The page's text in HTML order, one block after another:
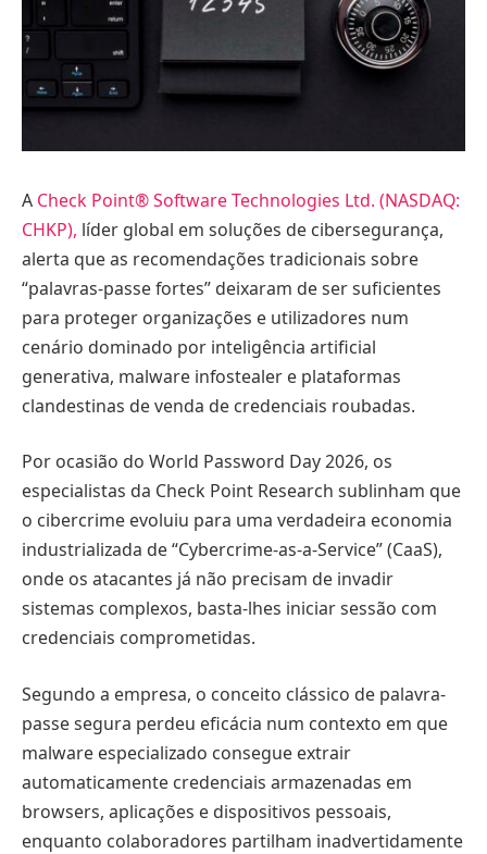
A Check Point® Software Technologies Ltd. (NASDAQ:
CHKP), líder global em soluções de cibersegurança,
alerta que as recomendações tradicionais sobre
“palavras-passe fortes” deixaram de ser suficientes
para proteger organizações e utilizadores num
cenário dominado por inteligência artificial
generativa, malware infostealer e plataformas
clandestinas de venda de credenciais roubadas.
Por ocasião do World Password Day 2026, os
especialistas da Check Point Research sublinham que
o cibercrime evoluiu para uma verdadeira economia
industrializada de “Cybercrime-as-a-Service” (CaaS),
onde os atacantes já não precisam de invadir
sistemas complexos, basta-lhes iniciar sessão com
credenciais comprometidas.
Segundo a empresa, o conceito clássico de palavra-
passe segura perdeu eficácia num contexto em que
malware especializado consegue extrair
automaticamente credenciais armazenadas em
browsers, aplicações e dispositivos pessoais,
enquanto colaboradores partilham inadvertidamente